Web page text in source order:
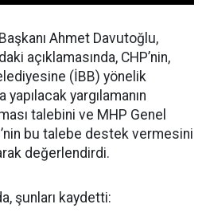
Ahmet Davutoğlu,
açıklamasında, CHP’nin,
(İBB) yönelik
yargılamanın
talebini ve MHP Genel
bu talebe destek vermesini
değerlendirdi.
şunları kaydetti: